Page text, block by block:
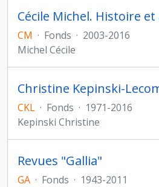
CM · Fonds · 2003-2016
Michel Cécile
CKL · Fonds · 1971-2016
Kepinski Christine
Revues "Gallia"
GA · Fonds · 1943-2011